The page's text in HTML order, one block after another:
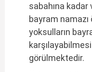
sabahına
bayram
yoksulların
görülmektedir.